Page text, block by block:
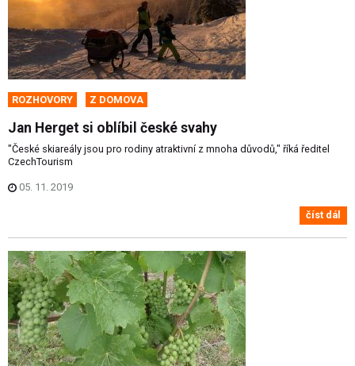
ROZHOVORY Z DOMOVA
Jan Herget si oblíbil české svahy
"České skiareály jsou pro rodiny atraktivní z mnoha důvodů," říká ředitel
CzechTourism
05. 11. 2019
číst dál